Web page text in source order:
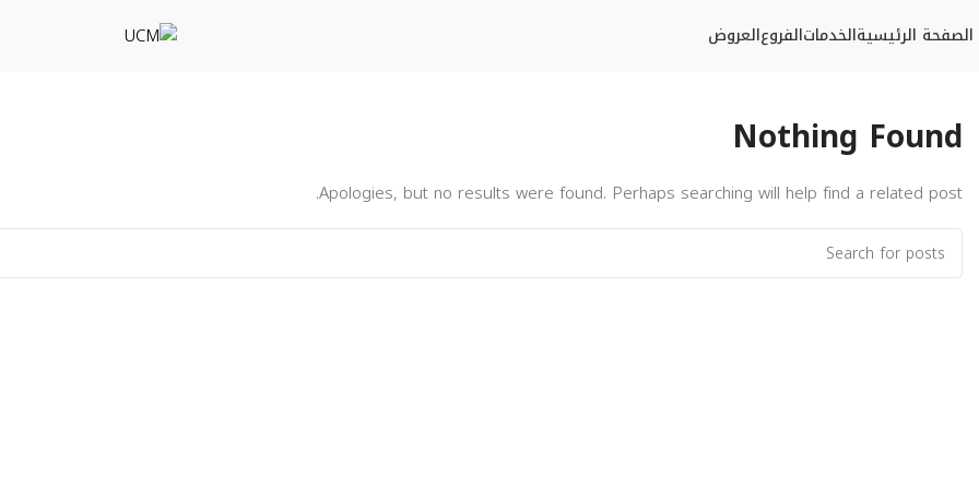
الصفحة الرئيسيةالخدماتالفروعالعروض
Nothing Found
Apologies, but no results were found. Perhaps searching will help find a related post.